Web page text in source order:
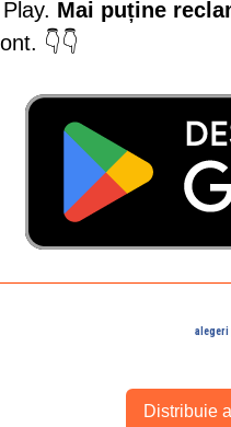
Mai puține
👇👇
alegeri
Distribuie